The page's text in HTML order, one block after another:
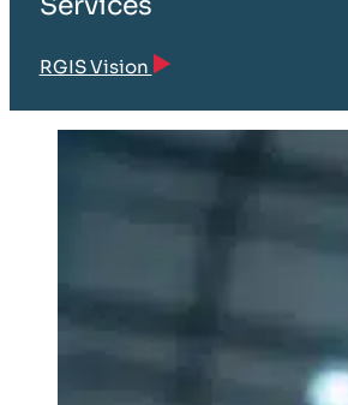
RGIS Vision